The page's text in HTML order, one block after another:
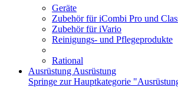
Geräte
Zubehör für iCombi Pro und
Zubehör für iVario
Reinigungs- und Pflegeprodukte
Rational
Ausrüstung Ausrüstung
Springe zur Hauptkategorie